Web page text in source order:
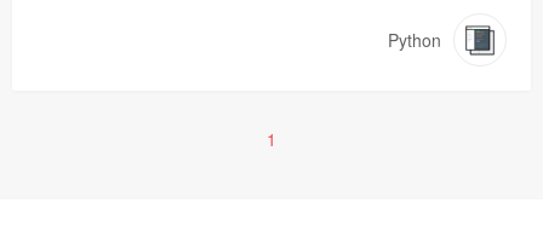
Python
1